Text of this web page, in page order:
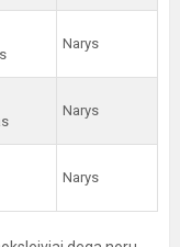
Narys
Narys
Narys